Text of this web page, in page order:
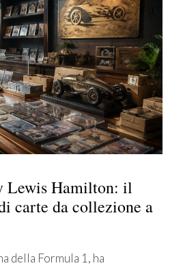
Lewis Hamilton: il
carte da collezione a
della Formula 1, ha